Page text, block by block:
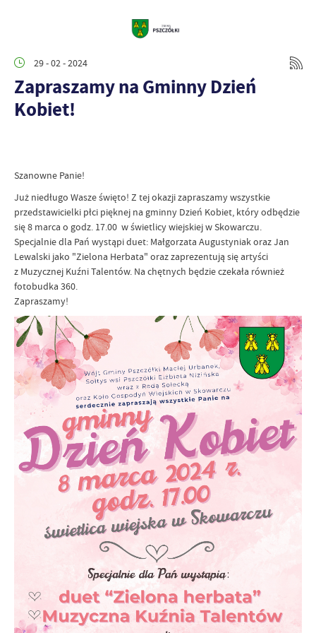
29 - 02 - 2024
Zapraszamy na Gminny Dzień
Kobiet!
Szanowne Panie!
Już niedługo Wasze święto! Z tej okazji zapraszamy wszystkie
przedstawicielki płci pięknej na gminny Dzień Kobiet, który odbędzie
się 8 marca o godz. 17.00 w świetlicy wiejskiej w Skowarczu.
Specjalnie dla Pań wystąpi duet: Małgorzata Augustyniak oraz Jan
Lewalski jako "Zielona Herbata" oraz zaprezentują się artyści
z Muzycznej Kuźni Talentów. Na chętnych będzie czekała również
fotobudka 360.
Zapraszamy!